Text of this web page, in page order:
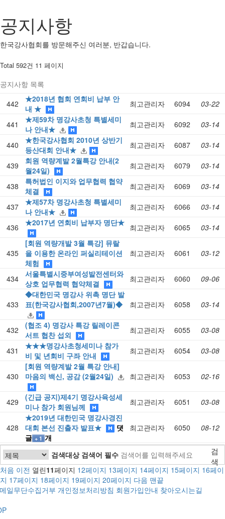
공지사항
한국강사협회를 방문해주신 여러분, 반갑습니다.
Total 592건 11 페이지
공지사항 목록
442
★2018년 협회 연회비 납부 안
내 ★
최고관리자 6094 03-22
441
★제59차 명강사초청 특별세미
나 안내★
최고관리자 6092 03-14
440
★한국강사협회 2010년 상반기
등산대회 안내★
최고관리자 6087 03-14
439
회원 역량계발 2월특강 안내(2
월24일)
최고관리자 6079 03-14
438
특허법인 이지와 업무협력 협약
체결
최고관리자 6069 03-14
437
★제57차 명강사초청 특별세미
나 안내★
최고관리자 6066 03-14
436 ★2017년 연회비 납부자 명단★ 최고관리자 6065 03-14
435
[회원 역량개발 3월 특강] 뮤랄
을 이용한 온라인 퍼실리테이션
체험
최고관리자 6061 03-12
434
서울특별시중부여성발전센터와
상호 업무협력 협약체결
최고관리자 6060 09-06
433
◆대한민국 명강사 위촉 명단 발
표(한국강사협회,2007년7월)◆
최고관리자 6058 03-14
432
(협조 4) 명강사 특강 릴레이콘
서트 협찬 섭외
최고관리자 6055 03-08
431
★★★명강사초청세미나 참가
비 및 년회비 구좌 안내
최고관리자 6054 03-08
430
[회원 역량계발 2월 특강 안내]
마음의 백신, 공감 (2월24일)
최고관리자 6053 02-16
429
(긴급 공지)제4기 명강사육성세
미나 참가 회원님께
최고관리자 6051 03-08
428
★2019년 대한민국 명강사경진
대회 본선 진출자 발표★
댓
글 + 1 개
최고관리자 6050 08-12
검색대상 검색어 필수
검
색
처음 이전 열린11페이지 12페이지 13페이지 14페이지 15페이지 16페이
지 17페이지 18페이지 19페이지 20페이지 다음 맨끝
일무단수집거부 개인정보처리방침 회원가입안내 찾아오시는길